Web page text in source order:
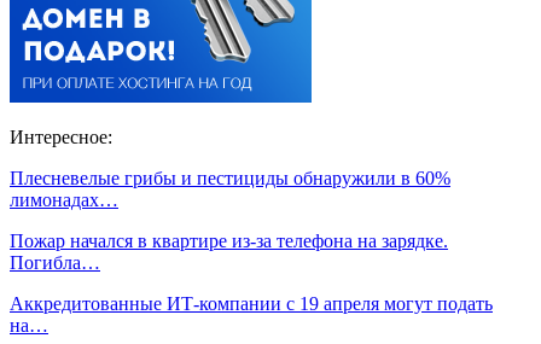
Интересное:
Плесневелые грибы и пестициды обнаружили в 60%
лимонадах…
Пожар начался в квартире из-за телефона на зарядке.
Погибла…
Аккредитованные ИТ-компании с 19 апреля могут подать
на…